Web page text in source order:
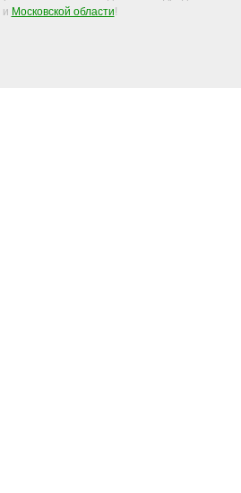
и Московской области!